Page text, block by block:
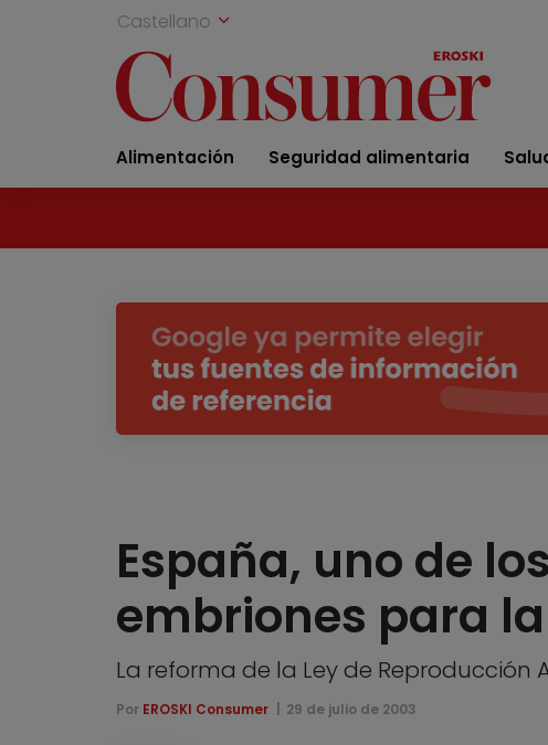
Castellano
Alimentación Seguridad alimentaria
España, uno de
embriones para
La reforma de la Ley de
Por EROSKI Consumer 29 de julio de 2003